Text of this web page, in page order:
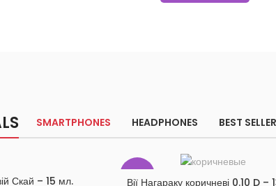
SMARTPHONES HEADPHONES BEST
Скай – 15 мл. Вії Нагараку коричневі 0.10 D –